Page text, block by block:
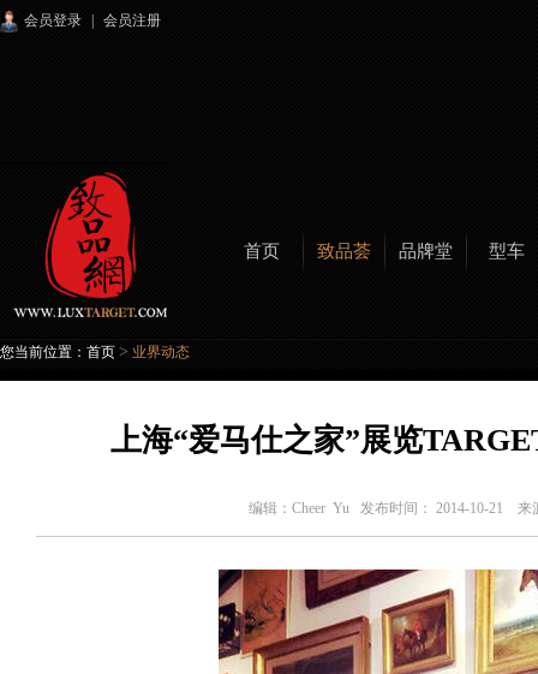
会员登录 会员注册
首页 致品荟 品牌堂 型车
您当前位置： 首页 > 业界动态
上海“爱马仕之家”展览
编辑： Cheer Yu 发布时间： 2014-10-21 来